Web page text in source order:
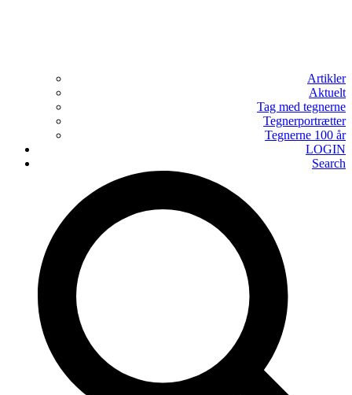
Artikler
Aktuelt
Tag med tegnerne
Tegnerportrætter
Tegnerne 100 år
LOGIN
Search